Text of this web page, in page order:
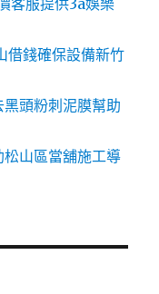
客服提供3a娛樂
借錢確保設備新竹
頭粉刺泥膜幫助
山區當舖施工導